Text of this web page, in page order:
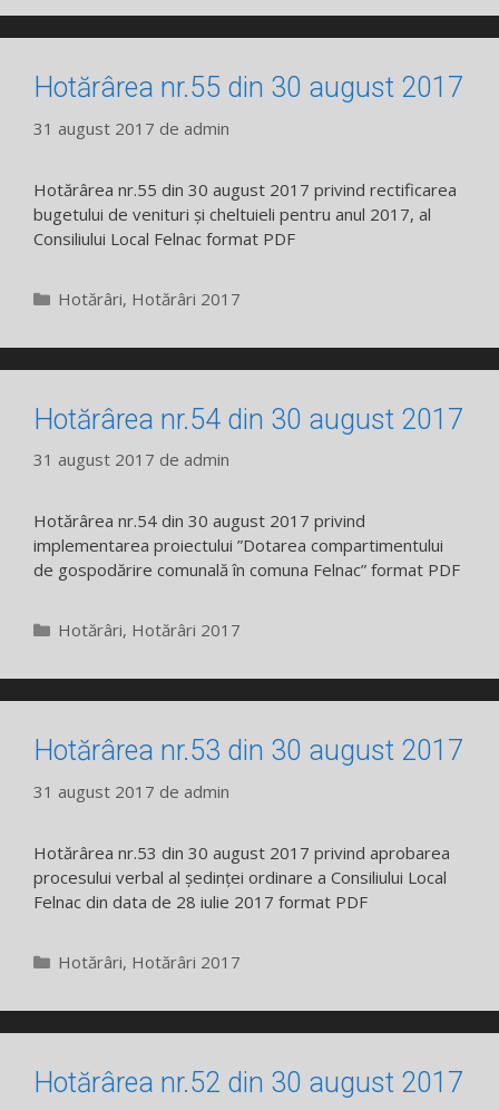
Hotărârea nr.55 din 30 august 2017
31 august 2017 de admin
Hotărârea nr.55 din 30 august 2017 privind rectificarea
bugetului de venituri și cheltuieli pentru anul 2017, al
Consiliului Local Felnac format PDF
Categorii
Hotărâri, Hotărâri 2017
Hotărârea nr.54 din 30 august 2017
31 august 2017 de admin
Hotărârea nr.54 din 30 august 2017 privind
implementarea proiectului ”Dotarea compartimentului
de gospodărire comunală în comuna Felnac” format PDF
Categorii
Hotărâri, Hotărâri 2017
Hotărârea nr.53 din 30 august 2017
31 august 2017 de admin
Hotărârea nr.53 din 30 august 2017 privind aprobarea
procesului verbal al ședinței ordinare a Consiliului Local
Felnac din data de 28 iulie 2017 format PDF
Categorii
Hotărâri, Hotărâri 2017
Hotărârea nr.52 din 30 august 2017